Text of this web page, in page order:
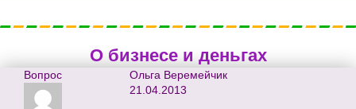
О бизнесе и деньгах
Вопрос
Ольга Веремейчик
21.04.2013